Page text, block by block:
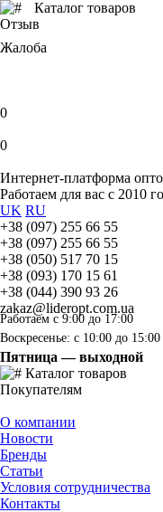
Каталог товаров
Отзыв
Жалоба
0
0
Интернет-платформа
Работаем для вас с 2010
UK RU
+38 (097) 255 66 55
+38 (097) 255 66 55
+38 (050) 517 70 15
+38 (093) 170 15 61
+38 (044) 390 93 26
zakaz@lideropt.com.ua
Работаем с 9:00 до 17:00
Воскресенье: с 10:00 до 15:00
Пятница — выходной
Каталог товаров
Покупателям
О компании
Новости
Бренды
Статьи
Условия сотрудничества
Контакты